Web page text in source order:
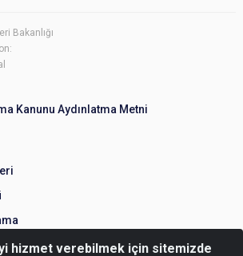
Bakanlığı
Kanunu Aydınlatma Metni
hizmet verebilmek için sitemizde